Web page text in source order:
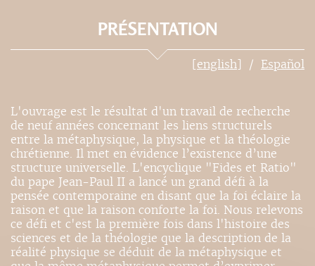
PRÉSENTATION
[english] Español
L'ouvrage est le résultat d'un travail de recherche
de neuf années concernant les liens structurels
entre la métaphysique, la physique et la théologie
chrétienne. Il met en évidence l’existence d’une
structure universelle. L'encyclique "Fides et Ratio"
du pape Jean-Paul II a lancé un grand défi à la
pensée contemporaine en disant que la foi éclaire la
raison et que la raison conforte la foi. Nous relevons
ce défi et c'est la première fois dans l'histoire des
sciences et de la théologie que la description de la
réalité physique se déduit de la métaphysique et